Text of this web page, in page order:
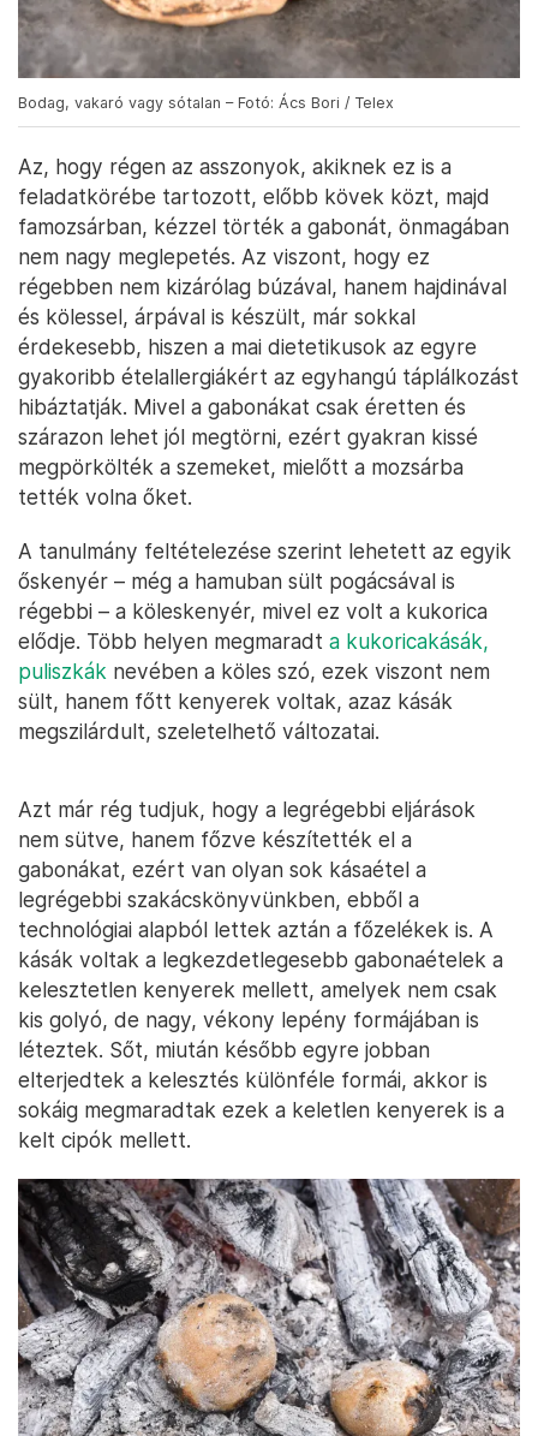
Bodag, vakaró vagy sótalan – Fotó: Ács Bori / Telex
Az, hogy régen az asszonyok, akiknek ez is a
feladatkörébe tartozott, előbb kövek közt, majd
famozsárban, kézzel törték a gabonát, önmagában
nem nagy meglepetés. Az viszont, hogy ez
régebben nem kizárólag búzával, hanem hajdinával
és kölessel, árpával is készült, már sokkal
érdekesebb, hiszen a mai dietetikusok az egyre
gyakoribb ételallergiákért az egyhangú táplálkozást
hibáztatják. Mivel a gabonákat csak éretten és
szárazon lehet jól megtörni, ezért gyakran kissé
megpörkölték a szemeket, mielőtt a mozsárba
tették volna őket.
A tanulmány feltételezése szerint lehetett az egyik
őskenyér – még a hamuban sült pogácsával is
régebbi – a köleskenyér, mivel ez volt a kukorica
elődje. Több helyen megmaradt a kukoricakásák,
puliszkák nevében a köles szó, ezek viszont nem
sült, hanem főtt kenyerek voltak, azaz kásák
megszilárdult, szeletelhető változatai.
Azt már rég tudjuk, hogy a legrégebbi eljárások
nem sütve, hanem főzve készítették el a
gabonákat, ezért van olyan sok kásaétel a
legrégebbi szakácskönyvünkben, ebből a
technológiai alapból lettek aztán a főzelékek is. A
kásák voltak a legkezdetlegesebb gabonaételek a
kelesztetlen kenyerek mellett, amelyek nem csak
kis golyó, de nagy, vékony lepény formájában is
léteztek. Sőt, miután később egyre jobban
elterjedtek a kelesztés különféle formái, akkor is
sokáig megmaradtak ezek a keletlen kenyerek is a
kelt cipók mellett.